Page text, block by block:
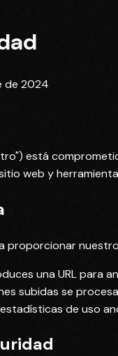
de 2024
está
web y
proporcionar
una URL para
subidas se
de uso